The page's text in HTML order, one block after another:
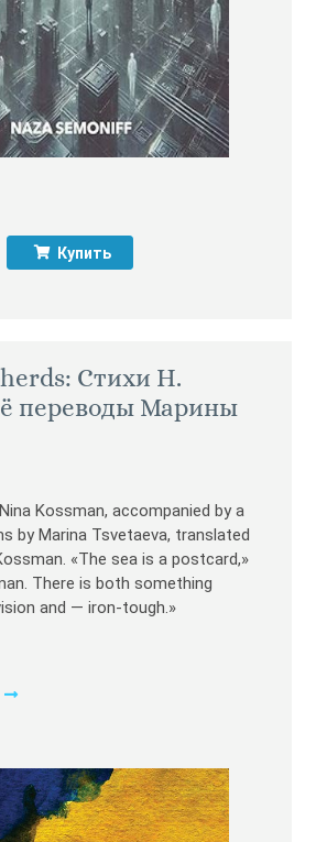
Купить
Стихи Н.
переводы Марины
Kossman, accompanied by a
by Marina Tsvetaeva, translated
«The sea is a postcard,»
There is both something
and — iron-tough.»